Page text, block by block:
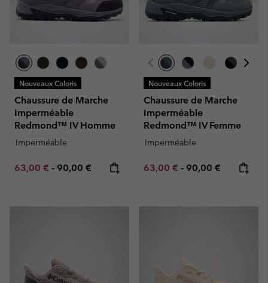
Nouveaux Coloris
Chaussure de Marche
Imperméable
Redmond™ IV Homme
Imperméable
Minimum sale price:
63,00 € - Maximum price:
90,00 €
Nouveaux Coloris
Chaussure de Marche
Imperméable
Redmond™ IV Femme
Imperméable
Minimum sale price:
63,00 € - Maximum price:
90,00 €